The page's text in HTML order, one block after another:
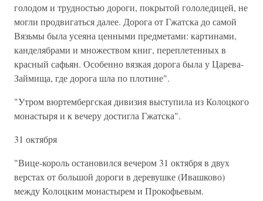
голодом и трудностью дороги, покрытой гололедицей, не
могли продвигаться далее. Дорога от Гжатска до самой
Вязьмы была усеяна ценными предметами: картинами,
канделябрами и множеством книг, переплетенных в
красный сафьян. Особенно вязкая дорога была у Царева-
Займища, где дорога шла по плотине".
"Утром вюртембергская дивизия выступила из Колоцкого
монастыря и к вечеру достигла Гжатска".
31 октября
"Вице-король остановился вечером 31 октября в двух
верстах от большой дороги в деревушке (Ивашково)
между Колоцким монастырем и Прокофьевым.